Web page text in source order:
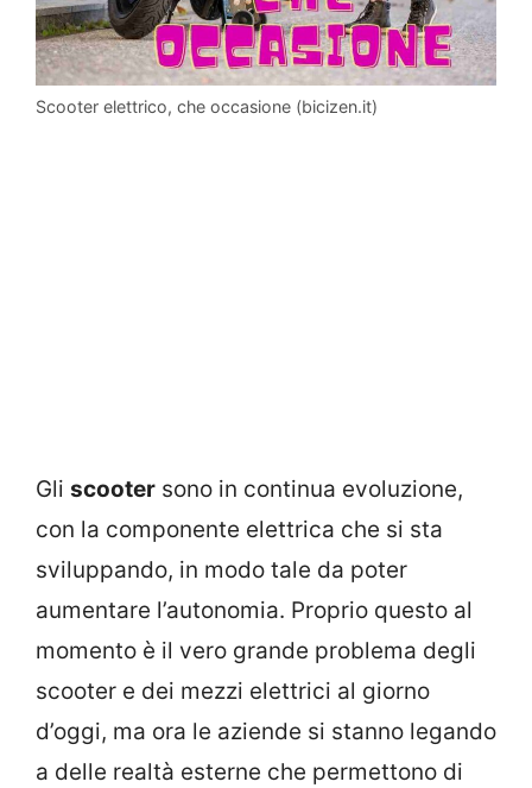
Scooter elettrico, che occasione (bicizen.it)
Gli scooter sono in continua evoluzione,
con la componente elettrica che si sta
sviluppando, in modo tale da poter
aumentare l’autonomia. Proprio questo al
momento è il vero grande problema degli
scooter e dei mezzi elettrici al giorno
d’oggi, ma ora le aziende si stanno legando
a delle realtà esterne che permettono di